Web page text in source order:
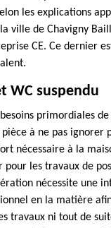
les explications
ville de Chavigny
CE. Ce dernier
WC suspendu
primordiales
pièce à ne pas ignorer
nécessaire à la
pour les travaux de
nécessite une
en la matière
travaux ni tout de